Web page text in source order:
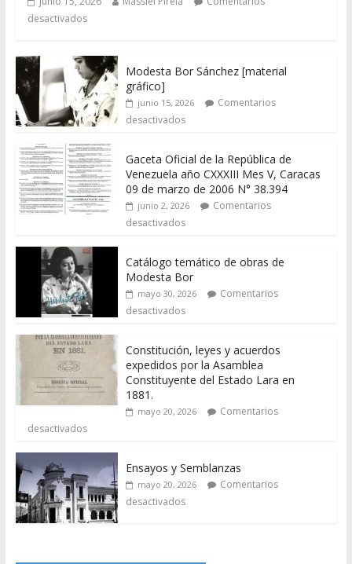
desactivados
Modesta Bor Sánchez [material
gráfico]
junio 15, 2026
Comentarios
desactivados
Gaceta Oficial de la República de
Venezuela año CXXXIII Mes V, Caracas
09 de marzo de 2006 N° 38.394
junio 2, 2026
Comentarios
desactivados
Catálogo temático de obras de
Modesta Bor
mayo 30, 2026
Comentarios
desactivados
Constitución, leyes y acuerdos
expedidos por la Asamblea
Constituyente del Estado Lara en
1881.
mayo 20, 2026
Comentarios
desactivados
Ensayos y Semblanzas
mayo 20, 2026
Comentarios
desactivados